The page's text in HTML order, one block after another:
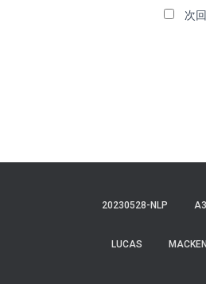
次
20230528-NLP
LUCAS